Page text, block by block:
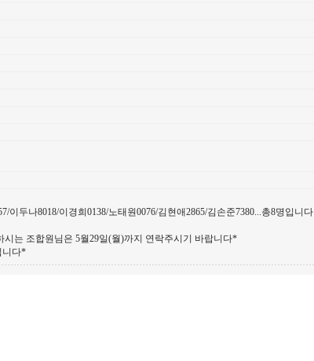
이두나8018/이경희0138/노태원0076/김현애2865/김손준7380...총8명입니다
는 조합원님은 5월29일(월)까지 연락주시기 바랍니다*
니다*